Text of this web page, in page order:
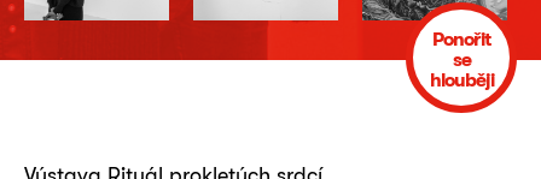
Ponořit
se
hlouběji